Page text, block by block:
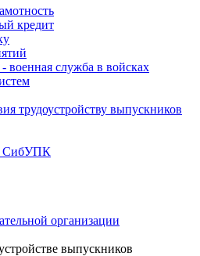
кредит
- военная служба в войсках
трудоустройству выпускников
СибУПК
организации
выпускников